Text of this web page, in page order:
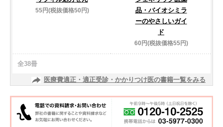
55円(税抜価格50円)
品・バイオシミラ
ーのやさしいガイ
ド
60円(税抜価格55円)
全38冊
医療費適正・適正受診・かかりつけ医の書籍一覧をみる